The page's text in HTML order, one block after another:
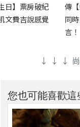
日】票房破紀
文費吉說感覺
傳
同
言！
↓ ↓ ↓ 尚
您也可能喜歡這